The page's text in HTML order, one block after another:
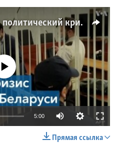
Беларусь в 2022 году: политический кризис и репрессии
currently available
5:00
Прямая ссылка